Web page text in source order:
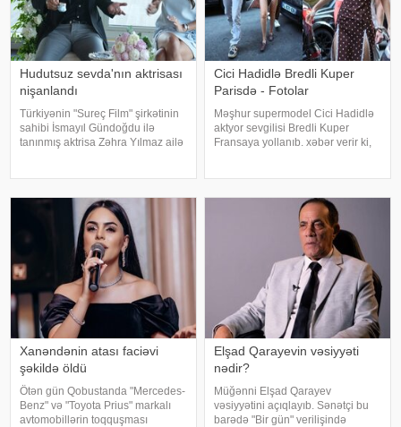
Hudutsuz sevda'nın aktrisası
nişanlandı
Türkiyənin "Sureç Film" şirkətinin
sahibi İsmayıl Gündoğdu ilə
tanınmış aktrisa Zəhra Yılmaz ailə
aləmindən tanınmış simala
Cici Hadidlə Bredli Kuper
Parisdə - Fotolar
Məşhur supermodel Cici Hadidlə
aktyor sevgilisi Bredli Kuper
Fransaya yollanıb. xəbər verir ki,
Malikdən ayrıldıqdan sonra Cicini
Xanəndənin atası faciəvi
şəkildə öldü
Ötən gün Qobustanda "Mercedes-
Benz" və "Toyota Prius" markalı
avtomobillərin toqquşması
Elşad Qarayevin vəsiyyəti
nədir?
Müğənni Elşad Qarayev
vəsiyyətini açıqlayıb. Sənətçi bu
barədə "Bir gün" verilişində